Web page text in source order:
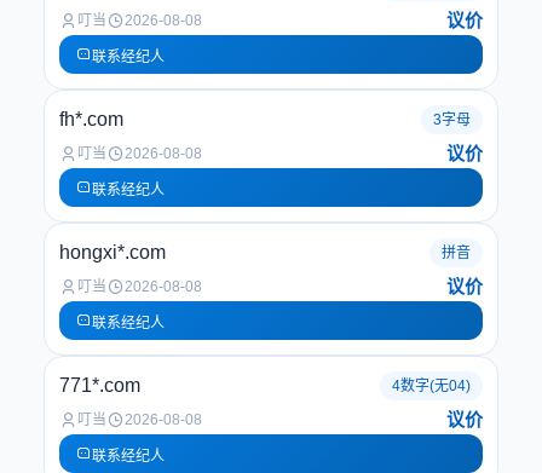
议价
叮当 2026-08-08
联系经纪人
fh*.com 3字母
议价
叮当 2026-08-08
联系经纪人
hongxi*.com 拼音
议价
叮当 2026-08-08
联系经纪人
771*.com 4数字(无04)
议价
叮当 2026-08-08
联系经纪人